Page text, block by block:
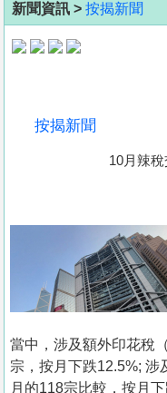
地
產
關
新聞資訊 > 按揭新聞
按揭新聞
10月辣
當中，涉及額外印花稅
宗，按月下跌12.5%;
月的118宗比較，按月